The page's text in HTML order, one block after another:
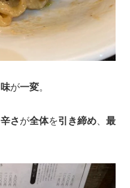
味が一変。
辛さが全体を引き締め、 最